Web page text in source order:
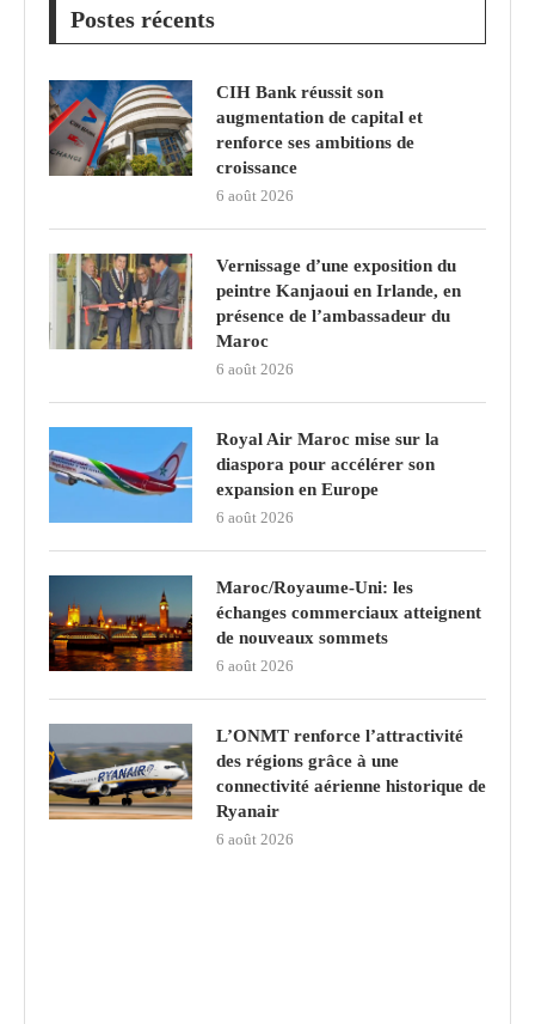
Postes récents
CIH Bank réussit son
augmentation de capital et
renforce ses ambitions de
croissance
6 août 2026
Vernissage d’une exposition du
peintre Kanjaoui en Irlande, en
présence de l’ambassadeur du
Maroc
6 août 2026
Royal Air Maroc mise sur la
diaspora pour accélérer son
expansion en Europe
6 août 2026
Maroc/Royaume-Uni: les
échanges commerciaux atteignent
de nouveaux sommets
6 août 2026
L’ONMT renforce l’attractivité
des régions grâce à une
connectivité aérienne historique de
Ryanair
6 août 2026